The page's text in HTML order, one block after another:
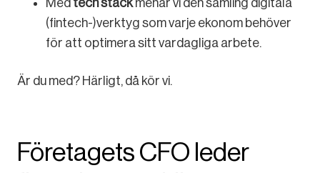
Med tech stackmenar vi den samling digitala
(fintech-)verktyg som varje ekonom behöver
för att optimera sitt vardagliga arbete.
Är du med? Härligt, då kör vi.
Företagets CFO leder